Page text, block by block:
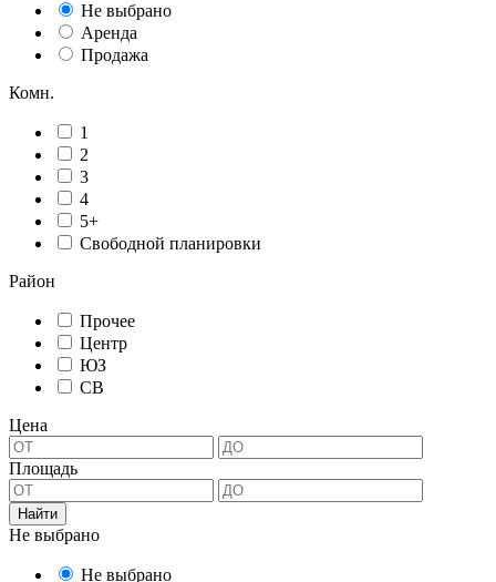
Не выбрано
Аренда
Продажа
Комн.
1
2
3
4
5+
Свободной планировки
Район
Прочее
Центр
ЮЗ
СВ
Цена
Площадь
Не выбрано
Не выбрано